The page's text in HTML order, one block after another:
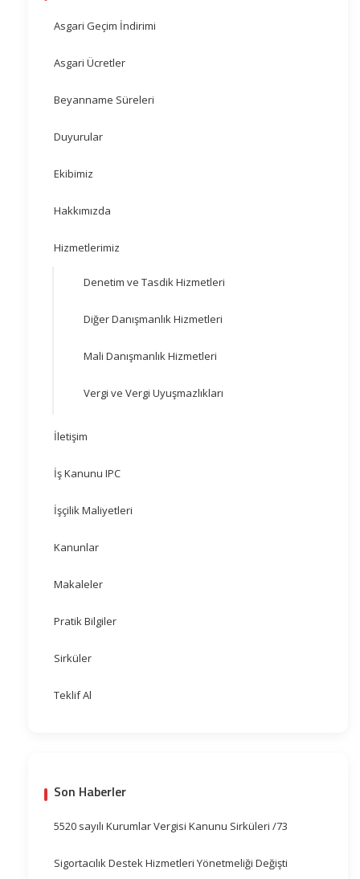
Asgari Geçim İndirimi
Asgari Ücretler
Beyanname Süreleri
Duyurular
Ekibimiz
Hakkımızda
Hizmetlerimiz
Denetim ve Tasdik Hizmetleri
Diğer Danışmanlık Hizmetleri
Mali Danışmanlık Hizmetleri
Vergi ve Vergi Uyuşmazlıkları
İletişim
İş Kanunu IPC
İşçilik Maliyetleri
Kanunlar
Makaleler
Pratik Bilgiler
Sirküler
Teklif Al
Son Haberler
5520 sayılı Kurumlar Vergisi Kanunu Sirküleri /73
Sigortacılık Destek Hizmetleri Yönetmeliği Değişti